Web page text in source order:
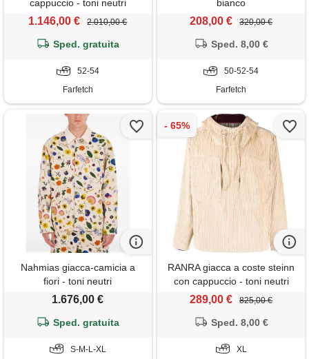
cappuccio - toni neutri
1.146,00 € 2.010,00 €
Sped. gratuita
52-54
Farfetch
bianco
208,00 € 320,00 €
Sped. 8,00 €
50-52-54
Farfetch
Nahmias giacca-camicia a
fiori - toni neutri
1.676,00 €
Sped. gratuita
S-M-L-XL
RANRA giacca a coste steinn
con cappuccio - toni neutri
289,00 € 825,00 €
Sped. 8,00 €
XL